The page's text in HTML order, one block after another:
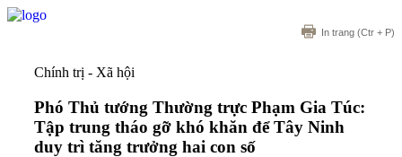
In trang (Ctr + P)
Chính trị - Xã hội
Phó Thủ tướng Thường trực Phạm Gia Túc:
Tập trung tháo gỡ khó khăn để Tây Ninh
duy trì tăng trưởng hai con số